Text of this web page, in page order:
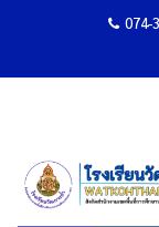
074-
ประชุมผู้
ประชุมผู้ปกครอง ประจำ